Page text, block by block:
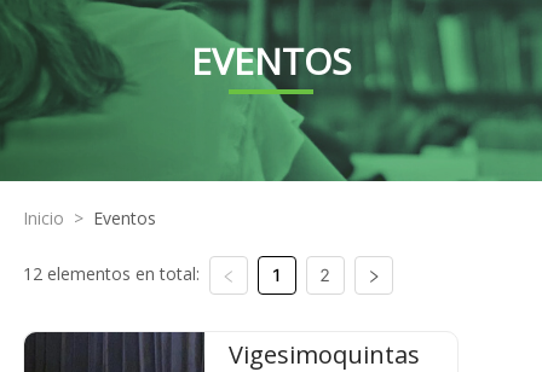
EVENTOS
Inicio > Eventos
12 elementos en total: 1 2
Vigesimoquintas